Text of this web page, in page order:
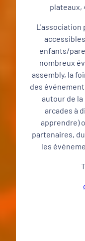
plateaux,
L'association
enfants/
nombreux
assembly, la
des
autour de
arcades à
apprendre)
partenaires,
les